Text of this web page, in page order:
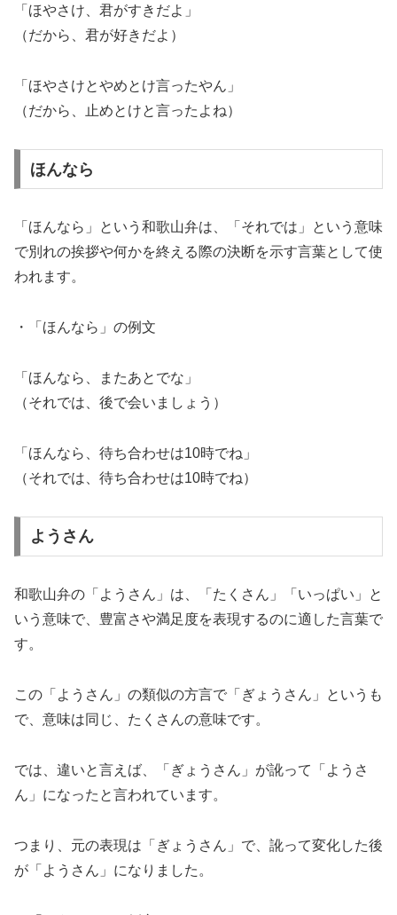
「ほやさけ、君がすきだよ」
（だから、君が好きだよ）
「ほやさけとやめとけ言ったやん」
（だから、止めとけと言ったよね）
ほんなら
「ほんなら」という和歌山弁は、「それでは」という意味
で別れの挨拶や何かを終える際の決断を示す言葉として使
われます。
・「ほんなら」の例文
「ほんなら、またあとでな」
（それでは、後で会いましょう）
「ほんなら、待ち合わせは10時でね」
（それでは、待ち合わせは10時でね）
ようさん
和歌山弁の「ようさん」は、「たくさん」「いっぱい」と
いう意味で、豊富さや満足度を表現するのに適した言葉で
す。
この「ようさん」の類似の方言で「ぎょうさん」というも
で、意味は同じ、たくさんの意味です。
では、違いと言えば、「ぎょうさん」が訛って「ようさ
ん」になったと言われています。
つまり、元の表現は「ぎょうさん」で、訛って変化した後
が「ようさん」になりました。